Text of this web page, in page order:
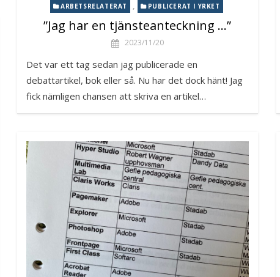
ARBETSRELATERAT , PUBLICERAT I YRKET
”Jag har en tjänsteanteckning …”
2023/11/20
Det var ett tag sedan jag publicerade en
debattartikel, bok eller så. Nu har det dock hänt! Jag
fick nämligen chansen att skriva en artikel…